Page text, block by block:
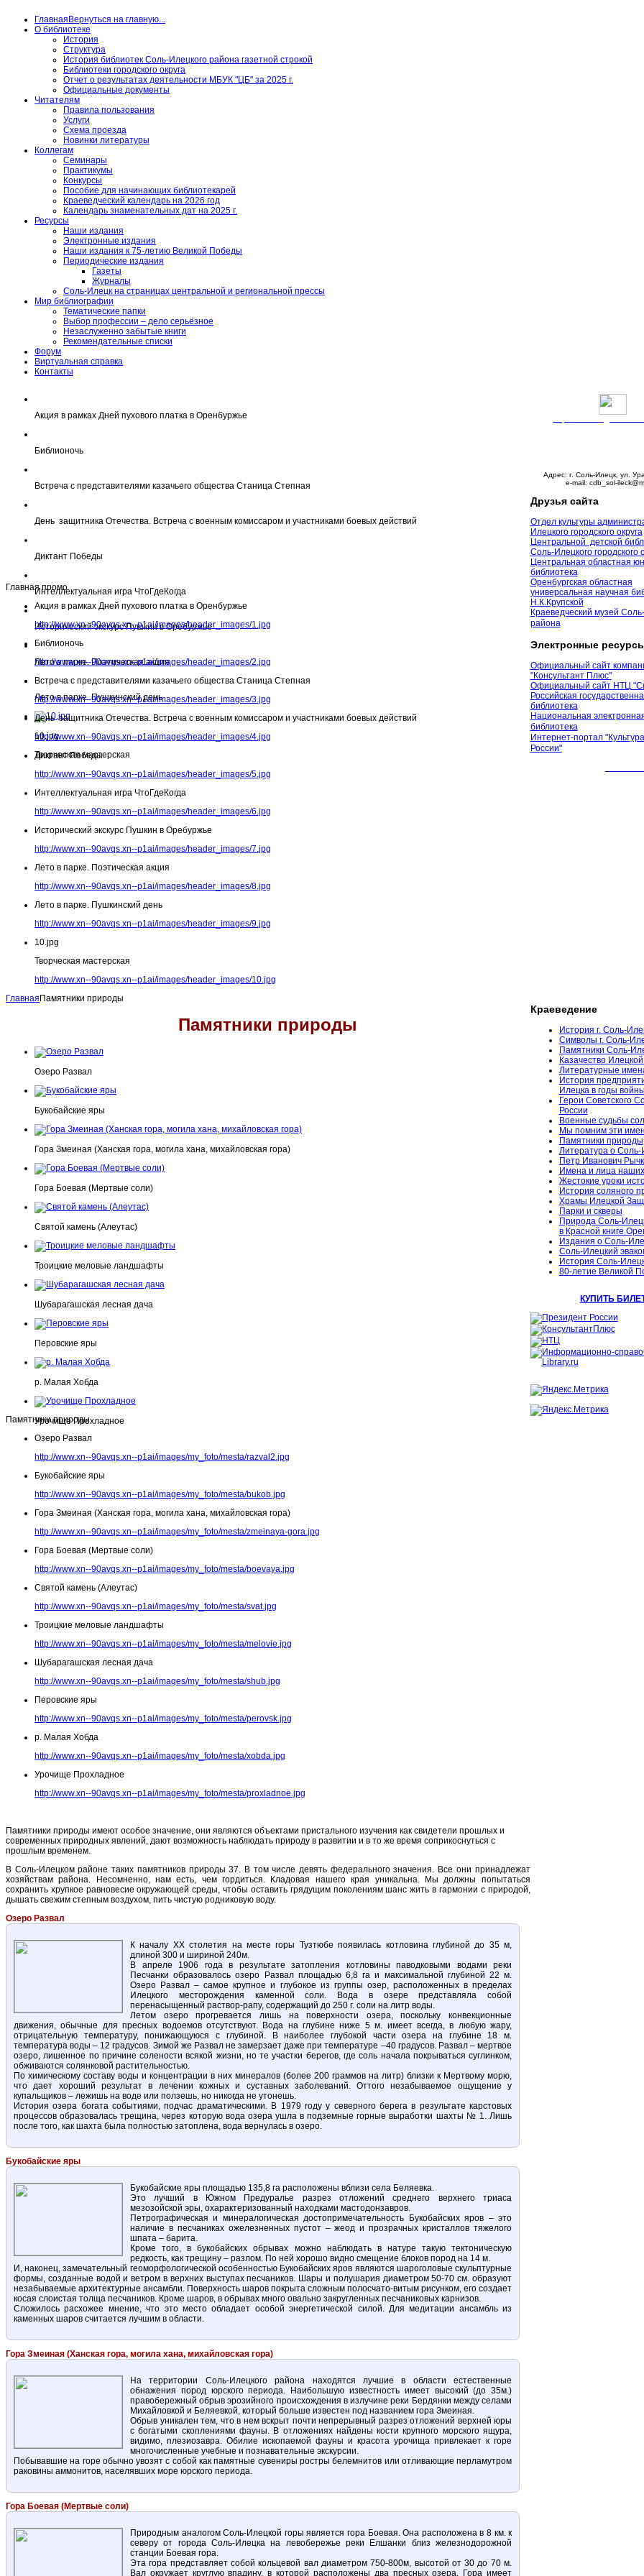
Главная Вернуться на главную...
О библиотеке
История
Структура
История библиотек Соль-Илецкого района газетной строкой
Библиотеки городского округа
Отчет о результатах деятельности МБУК "ЦБ" за 2025 г.
Официальные документы
Читателям
Правила пользования
Услуги
Схема проезда
Новинки литературы
Коллегам
Семинары
Практикумы
Конкурсы
Пособие для начинающих библиотекарей
Краеведческий календарь на 2026 год
Календарь знаменательных дат на 2025 г.
Ресурсы
Наши издания
Электронные издания
Наши издания к 75-летию Великой Победы
Периодические издания
Газеты
Журналы
Соль-Илецк на страницах центральной и региональной прессы
Мир библиографии
Тематические папки
Выбор профессии – дело серьёзное
Незаслуженно забытые книги
Рекомендательные списки
Форум
Виртуальная справка
Контакты
Акция в рамках Дней пухового платка в Оренбуржье
Библионочь
Встреча с представителями казачьего общества Станица Степная
День защитника Отечества. Встреча с военным комиссаром и участниками боевых действий
Диктант Победы
Интеллектуальная игра ЧтоГдеКогда
Исторический экскурс Пушкин в Оребуржье
Лето в парке. Поэтическая акция
Лето в парке. Пушкинский день
10.jpg
Творческая мастерская
Главная промо
Акция в рамках Дней пухового платка в Оренбуржье
http://www.xn--90avqs.xn--p1ai/images/header_images/1.jpg
Библионочь
http://www.xn--90avqs.xn--p1ai/images/header_images/2.jpg
Встреча с представителями казачьего общества Станица Степная
http://www.xn--90avqs.xn--p1ai/images/header_images/3.jpg
День защитника Отечества. Встреча с военным комиссаром и участниками боевых действий
http://www.xn--90avqs.xn--p1ai/images/header_images/4.jpg
Диктант Победы
http://www.xn--90avqs.xn--p1ai/images/header_images/5.jpg
Интеллектуальная игра ЧтоГдеКогда
http://www.xn--90avqs.xn--p1ai/images/header_images/6.jpg
Исторический экскурс Пушкин в Оребуржье
http://www.xn--90avqs.xn--p1ai/images/header_images/7.jpg
Лето в парке. Поэтическая акция
http://www.xn--90avqs.xn--p1ai/images/header_images/8.jpg
Лето в парке. Пушкинский день
http://www.xn--90avqs.xn--p1ai/images/header_images/9.jpg
10.jpg
Творческая мастерская
http://www.xn--90avqs.xn--p1ai/images/header_images/10.jpg
Адрес: г. Соль-Илецк, ул.
e-mail: cdb_sol-
Главная Памятники природы
Памятники природы
Озеро Развал
Букобайские яры
Гора Змеиная (Ханская гора, могила хана, михайловская гора)
Гора Боевая (Мертвые соли)
Святой камень (Алеутас)
Троицкие меловые ландшафты
Шубарагашская лесная дача
Перовские яры
р. Малая Хобда
Урочище Прохладное
Памятники природы
Озеро Развал
http://www.xn--90avqs.xn--p1ai/images/my_foto/mesta/razval2.jpg
Букобайские яры
http://www.xn--90avqs.xn--p1ai/images/my_foto/mesta/bukob.jpg
Гора Змеиная (Ханская гора, могила хана, михайловская гора)
http://www.xn--90avqs.xn--p1ai/images/my_foto/mesta/zmeinaya-gora.jpg
Гора Боевая (Мертвые соли)
http://www.xn--90avqs.xn--p1ai/images/my_foto/mesta/boevaya.jpg
Святой камень (Алеутас)
http://www.xn--90avqs.xn--p1ai/images/my_foto/mesta/svat.jpg
Троицкие меловые ландшафты
http://www.xn--90avqs.xn--p1ai/images/my_foto/mesta/melovie.jpg
Шубарагашская лесная дача
http://www.xn--90avqs.xn--p1ai/images/my_foto/mesta/shub.jpg
Перовские яры
http://www.xn--90avqs.xn--p1ai/images/my_foto/mesta/perovsk.jpg
р. Малая Хобда
http://www.xn--90avqs.xn--p1ai/images/my_foto/mesta/xobda.jpg
Урочище Прохладное
http://www.xn--90avqs.xn--p1ai/images/my_foto/mesta/proxladnoe.jpg
Памятники природы имеют особое значение, они являются объектами пристального изучения как свидетели прошлых и
современных природных явлений, дают возможность наблюдать природу в развитии и в то же время соприкоснуться с
прошлым временем.
В Соль-Илецком районе таких памятников природы 37. В том числе девять федерального значения. Все они принадлежат
хозяйствам района. Несомненно, нам есть, чем гордиться. Кладовая нашего края уникальна. Мы должны попытаться
сохранить хрупкое равновесие окружающей среды, чтобы оставить грядущим поколениям шанс жить в гармонии с природой,
дышать свежим степным воздухом, пить чистую родниковую воду.
Озеро Развал
К началу ХХ столетия на месте горы Тузтюбе появилась котловина глубиной до 35 м,
длиной 300 и шириной 240м.
В апреле 1906 года в результате затопления котловины паводковыми водами реки
Песчанки образовалось озеро Развал площадью 6,8 га и максимальной глубиной 22 м.
Озеро Развал – самое крупное и глубокое из группы озер, расположенных в пределах
Илецкого месторождения каменной соли. Вода в озере представляла собой
перенасыщенный раствор-рапу, содержащий до 250 г. соли на литр воды.
Летом озеро прогревается лишь на поверхности озера, поскольку конвекционные
движения, обычные для пресных водоемов отсутствуют. Вода на глубине ниже 5 м. имеет всегда, в любую жару,
отрицательную температуру, понижающуюся с глубиной. В наиболее глубокой части озера на глубине 18 м.
температура воды – 12 градусов. Зимой же Развал не замерзает даже при температуре –40 градусов. Развал – мертвое
озеро, лишенное по причине солености всякой жизни, но те участки берегов, где соль начала покрываться суглинком,
обживаются солянковой растительностью.
По химическому составу воды и концентрации в них минералов (более 200 граммов на литр) близки к Мертвому морю,
что дает хороший результат в лечении кожных и суставных заболеваний. Оттого незабываемое ощущение у
купальщиков – лежишь на воде или ползешь, но никогда не утонешь.
История озера богата событиями, подчас драматическими. В 1979 году у северного берега в результате карстовых
процессов образовалась трещина, через которую вода озера ушла в подземные горные выработки шахты № 1. Лишь
после того, как шахта была полностью затоплена, вода вернулась в озеро.
Букобайские яры
Букобайские яры площадью 135,8 га расположены вблизи села Беляевка.
Это лучший в Южном Предуралье разрез отложений среднего верхнего триаса
мезозойской эры, охарактеризованный находками мастодонзавров.
Петрографическая и минералогическая достопримечательность Букобайских яров – это
наличие в песчаниках ожелезненных пустот – жеод и прозрачных кристаллов тяжелого
шпата – барита.
Кроме того, в букобайских обрывах можно наблюдать в натуре такую тектоническую
редкость, как трещину – разлом. По ней хорошо видно смещение блоков пород на 14 м.
И, наконец, замечательный геоморфологической особенностью Букобайских яров являются шароголовые скульптурные
формы, созданные водой и ветром в верхних выступах песчаников. Шары и полушария диаметром 50-70 см. образуют
незабываемые архитектурные ансамбли. Поверхность шаров покрыта сложным полосчато-витым рисунком, его создает
косая слоистая толща песчаников. Кроме шаров, в обрывах много овально закругленных песчаниковых карнизов.
Сложилось расхожее мнение, что это место обладает особой энергетической силой. Для медитации ансамбль из
каменных шаров считается лучшим в области.
Гора Змеиная (Ханская гора, могила хана, михайловская гора)
На территории Соль-Илецкого района находятся лучшие в области естественные
обнажения пород юрского периода. Наибольшую известность имеет высокий (до 35м.)
правобережный обрыв эрозийного происхождения в излучине реки Бердянки между селами
Михайловкой и Беляевкой, который больше известен под названием гора Змеиная.
Обрыв уникален тем, что в нем вскрыт почти непрерывный разрез отложений верхней юры
с богатыми скоплениями фауны. В отложениях найдены кости крупного морского ящура,
видимо, плезиозавра. Обилие ископаемой фауны и красота урочища привлекает к горе
многочисленные учебные и познавательные экскурсии.
Побывавшие на горе обычно увозят с собой как памятные сувениры ростры белемнитов или отливающие перламутром
раковины аммонитов, населявших море юрского периода.
Гора Боевая (Мертвые соли)
Природным аналогом Соль-Илецкой горы является гора Боевая. Она расположена в 8 км. к
северу от города Соль-Илецка на левобережье реки Елшанки близ железнодорожной
станции Боевая гора.
Эта гора представляет собой кольцевой вал диаметром 750-800м, высотой от 30 до 70 м.
Вал окружает круглую впадину, в которой расположены два пресных озера. Гора имеет
Краеведение
История г. Соль-
Символы г. Соль-
Памятники Соль-
Казачество
Литературные
История
Илецка в годы
Герои Советского
России
Военные судьбы
Мы помним эти
Памятники природы
Литература о Соль-
Петр Иванович
Имена и лица
Жестокие уроки
История соляного
Храмы Илецкой
Парки и скверы
Природа Соль-
в Красной книге
Издания о Соль-
Соль-Илецкий
История Соль-
80-летие Великой
КУПИТЬ
Друзья сайта
Отдел культуры
Илецкого городского округа
Центральной детской
Соль-Илецкого городского
Центральная областная
библиотека
Оренбургская областная
универсальная научная
Н.К.Крупской
Краеведческий музей
района
Электронные
Официальный сайт
"Консультант Плюс"
Официальный сайт НТЦ
Российская
библиотека
Национальная
библиотека
Интернет-портал
России"